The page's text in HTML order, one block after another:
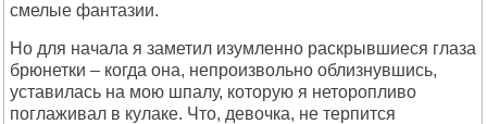
смелые фантазии.
Но для начала я заметил изумленно раскрывшиеся глаза
брюнетки – когда она, непроизвольно облизнувшись,
уставилась на мою шпалу, которую я неторопливо
поглаживал в кулаке. Что, девочка, не терпится